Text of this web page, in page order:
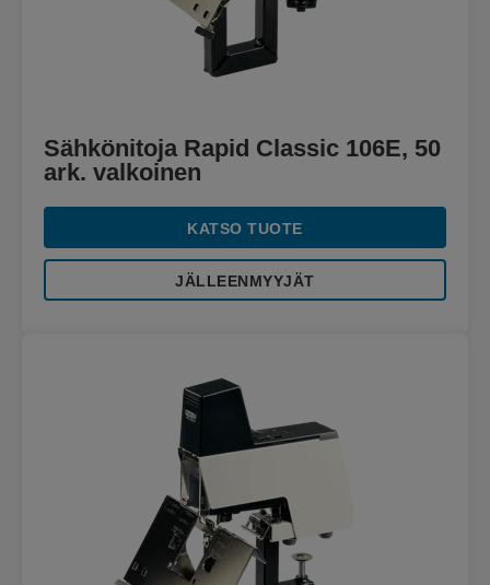
Sähkönitoja Rapid Classic 106E, 50
ark. valkoinen
KATSO TUOTE
JÄLLEENMYYJÄT